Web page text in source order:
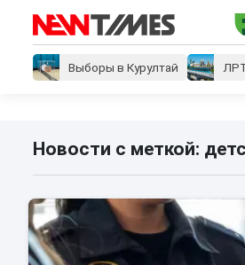
Выборы в Курултай
Новости с меткой: